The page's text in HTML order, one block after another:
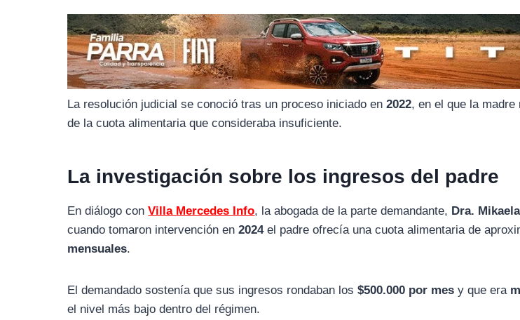
La resolución judicialseconociótras un proceso iniciadoen2022,enelque la madre
de lacuotaalimentariaqueconsideraba insuficiente.
La investigación sobre los ingresos del padre
EndiálogoconVilla Mercedes Info, laabogadade la partedemandante, Dra. Mikaela
cuandotomaron intervenciónen2024 el padreofrecía unacuotaalimentariade
mensuales.
Eldemandadososteníaquesus ingresos rondaban los$500.000 por mes yqueera
el nivel más bajodentrodel régimen.